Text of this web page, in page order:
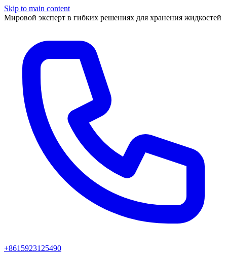
Skip to main content
Мировой эксперт в гибких решениях для хранения жидкостей
+8615923125490